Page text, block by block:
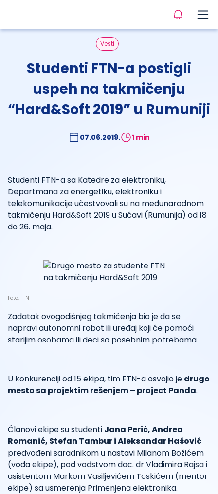
Vesti
Studenti FTN-a postigli
uspeh na takmičenju
“Hard&Soft 2019” u Rumuniji
07.06.2019. 1 min
Studenti FTN-a sa Katedre za elektroniku,
Departmana za energetiku, elektroniku i
telekomunikacije učestvovali su na međunarodnom
takmičenju Hard&Soft 2019 u Sućavi (Rumunija) od 18
do 26. maja.
Foto: FTN
Zadatak ovogodišnjeg takmičenja bio je da se
napravi autonomni robot ili uređaj koji će pomoći
starijim osobama ili deci sa posebnim potrebama.
U konkurenciji od 15 ekipa, tim FTN-a osvojio je drugo
mesto sa projektim rešenjem – project Panda.
Članovi ekipe su studenti Jana Perić, Andrea
Romanić, Stefan Tambur i Aleksandar Hašović
predvođeni saradnikom u nastavi Milanom Božićem
(vođa ekipe), pod vođstvom doc. dr Vladimira Rajsa i
asistentom Markom Vasiljevićem Toskićem (mentor
ekipe) sa usmerenja Primenjena elektronika.